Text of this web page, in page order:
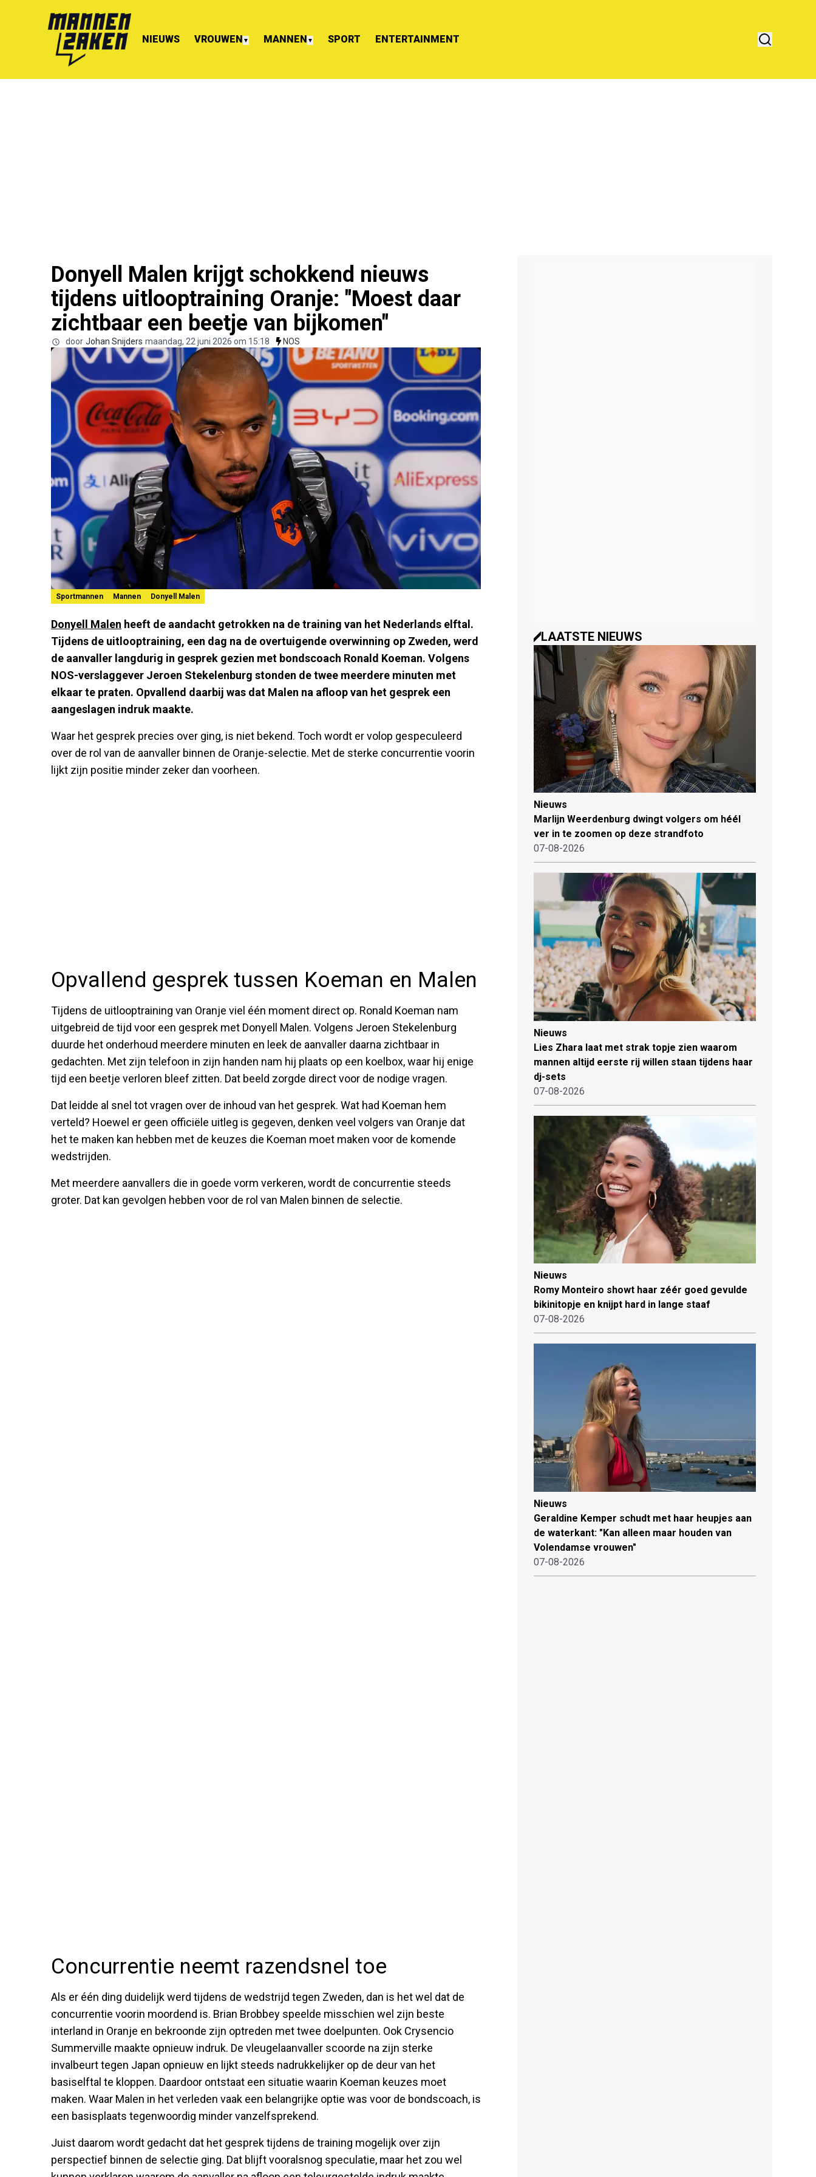
NIEUWS VROUWEN ▼ MANNEN ▼ SPORT ENTERTAINMENT
Donyell Malen krijgt schokkend nieuws
tijdens uitlooptraining Oranje: "Moest daar
zichtbaar een beetje van bijkomen"
door Johan Snijders maandag, 22 juni 2026 om 15:18 NOS
Sportmannen Mannen Donyell Malen
Donyell Malen heeft de aandacht getrokken na de training van het Nederlands elftal.
Tijdens de uitlooptraining, een dag na de overtuigende overwinning op Zweden, werd
de aanvaller langdurig in gesprek gezien met bondscoach Ronald Koeman. Volgens
NOS-verslaggever Jeroen Stekelenburg stonden de twee meerdere minuten met
elkaar te praten. Opvallend daarbij was dat Malen na afloop van het gesprek een
aangeslagen indruk maakte.
Waar het gesprek precies over ging, is niet bekend. Toch wordt er volop gespeculeerd
over de rol van de aanvaller binnen de Oranje-selectie. Met de sterke concurrentie voorin
lijkt zijn positie minder zeker dan voorheen.
Opvallend gesprek tussen Koeman en Malen
Tijdens de uitlooptraining van Oranje viel één moment direct op. Ronald Koeman nam
uitgebreid de tijd voor een gesprek met Donyell Malen. Volgens Jeroen Stekelenburg
duurde het onderhoud meerdere minuten en leek de aanvaller daarna zichtbaar in
gedachten. Met zijn telefoon in zijn handen nam hij plaats op een koelbox, waar hij enige
tijd een beetje verloren bleef zitten. Dat beeld zorgde direct voor de nodige vragen.
Dat leidde al snel tot vragen over de inhoud van het gesprek. Wat had Koeman hem
verteld? Hoewel er geen officiële uitleg is gegeven, denken veel volgers van Oranje dat
het te maken kan hebben met de keuzes die Koeman moet maken voor de komende
wedstrijden.
Met meerdere aanvallers die in goede vorm verkeren, wordt de concurrentie steeds
groter. Dat kan gevolgen hebben voor de rol van Malen binnen de selectie.
Concurrentie neemt razendsnel toe
Als er één ding duidelijk werd tijdens de wedstrijd tegen Zweden, dan is het wel dat de
concurrentie voorin moordend is. Brian Brobbey speelde misschien wel zijn beste
interland in Oranje en bekroonde zijn optreden met twee doelpunten. Ook Crysencio
Summerville maakte opnieuw indruk. De vleugelaanvaller scoorde na zijn sterke
invalbeurt tegen Japan opnieuw en lijkt steeds nadrukkelijker op de deur van het
basiselftal te kloppen. Daardoor ontstaat een situatie waarin Koeman keuzes moet
maken. Waar Malen in het verleden vaak een belangrijke optie was voor de bondscoach, is
een basisplaats tegenwoordig minder vanzelfsprekend.
Juist daarom wordt gedacht dat het gesprek tijdens de training mogelijk over zijn
perspectief binnen de selectie ging. Dat blijft vooralsnog speculatie, maar het zou wel
LAATSTE NIEUWS
Nieuws
Marlijn Weerdenburg dwingt volgers om héél
ver in te zoomen op deze strandfoto
07-08-2026
Nieuws
Lies Zhara laat met strak topje zien waarom
mannen altijd eerste rij willen staan tijdens haar
dj-sets
07-08-2026
Nieuws
Romy Monteiro showt haar zéér goed gevulde
bikinitopje en knijpt hard in lange staaf
07-08-2026
Nieuws
Geraldine Kemper schudt met haar heupjes aan
de waterkant: "Kan alleen maar houden van
Volendamse vrouwen"
07-08-2026